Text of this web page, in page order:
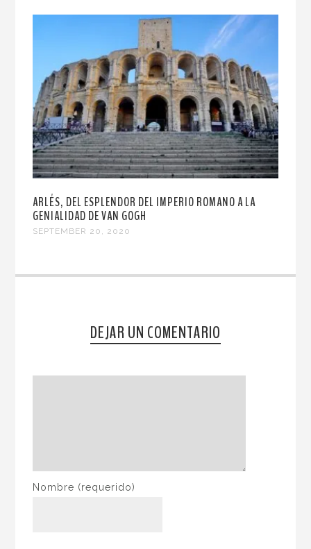
ARLÉS, DEL ESPLENDOR DEL IMPERIO ROMANO A LA
GENIALIDAD DE VAN GOGH
SEPTEMBER 20, 2020
DEJAR UN COMENTARIO
Nombre (requerido)